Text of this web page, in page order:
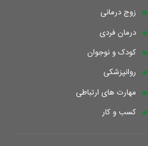
زوج درمانی
درمان فردی
کودک و نوجوان
روانپزشکی
مهارت های ارتباطی
کسب و کار